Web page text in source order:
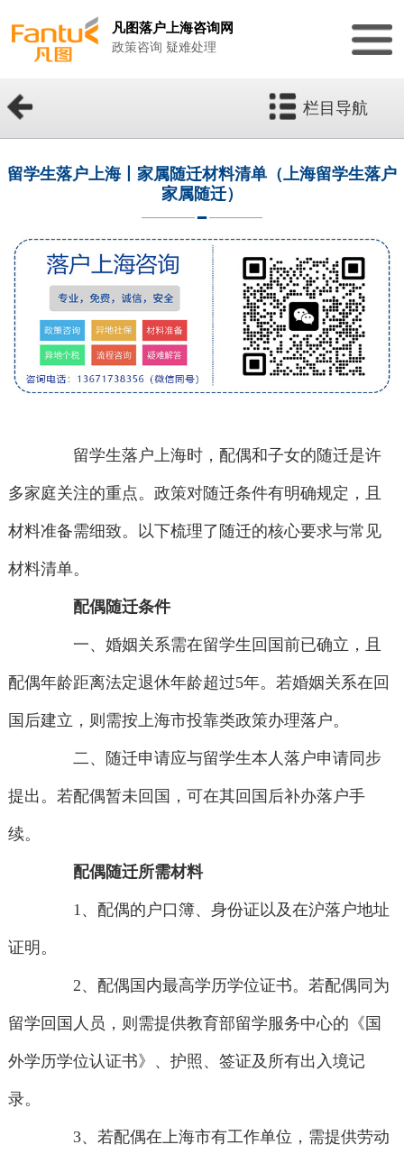
凡图落户上海咨询网
政策咨询 疑难处理
栏目导航
留学生落户上海丨家属随迁材料清单（上海留学生落户
家属随迁）
留学生落户上海时，配偶和子女的随迁是许
多家庭关注的重点。政策对随迁条件有明确规定，且
材料准备需细致。以下梳理了随迁的核心要求与常见
材料清单。
配偶随迁条件
一、婚姻关系需在留学生回国前已确立，且
配偶年龄距离法定退休年龄超过5年。若婚姻关系在回
国后建立，则需按上海市投靠类政策办理落户。
二、随迁申请应与留学生本人落户申请同步
提出。若配偶暂未回国，可在其回国后补办落户手
续。
配偶随迁所需材料
1、配偶的户口簿、身份证以及在沪落户地址
证明。
2、配偶国内最高学历学位证书。若配偶同为
留学回国人员，则需提供教育部留学服务中心的《国
外学历学位认证书》、护照、签证及所有出入境记
录。
3、若配偶在上海市有工作单位，需提供劳动